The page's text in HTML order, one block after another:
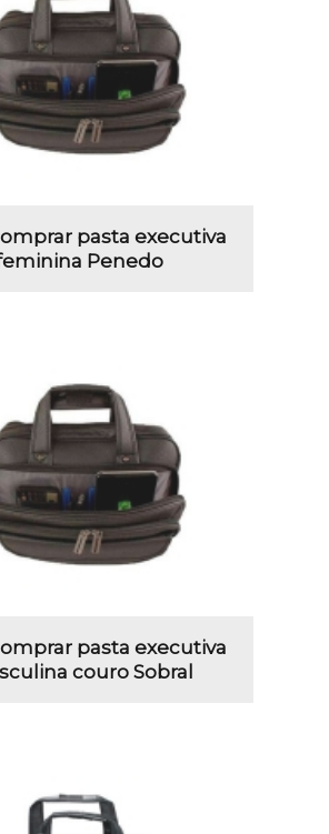
pasta executiva
Penedo
pasta executiva
couro Sobral